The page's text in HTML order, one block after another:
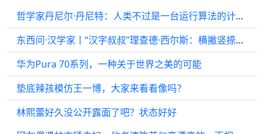
哲学家丹尼尔·丹尼特：人类不过是一台运行算法的计算机丨逝者
东西问·汉学家丨“汉字叔叔”理查德·西尔斯：横撇竖捺间的中式之美
华为Pura 70系列，一种关于世界之美的可能
垫底辣孩模仿王一博，大家来看看像吗？
林熙蕾好久没公开露面了吧？状态好好